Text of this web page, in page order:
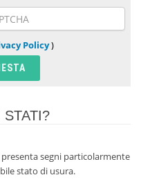
Policy)
segni particolarmente
stato di usura.